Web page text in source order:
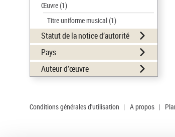
Œuvre(1)
Titre uniforme musical(1)
Statut de la notice d’autorité
Pays
Auteur d’œuvre
Conditions générales d'utilisation | A propos |